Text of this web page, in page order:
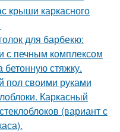
крыши каркасного
для барбекю:
с печным комплексом
бетонную стяжку.
пол своими руками
Каркасный
(вариант с